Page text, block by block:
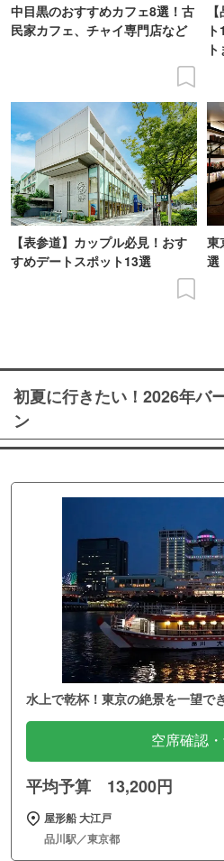
中目黒のおすすめカフェ8選！古
民家カフェ、チャイ専門店など
【表参道】カップル必見！おす
すめデートスポット13選
東
選
初夏に行きたい！2026年バ
ン
水上で乾杯！東京の絶景を一望で
空席確認
平均予算 13,200円
屋形船 大江戸
品川駅／東京都